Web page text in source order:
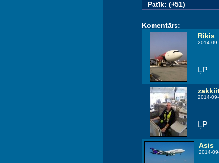
Patīk: (+51)
Komentārs:
Rikis
2014-
ĻP
2014-
ĻP
Asis
2014-